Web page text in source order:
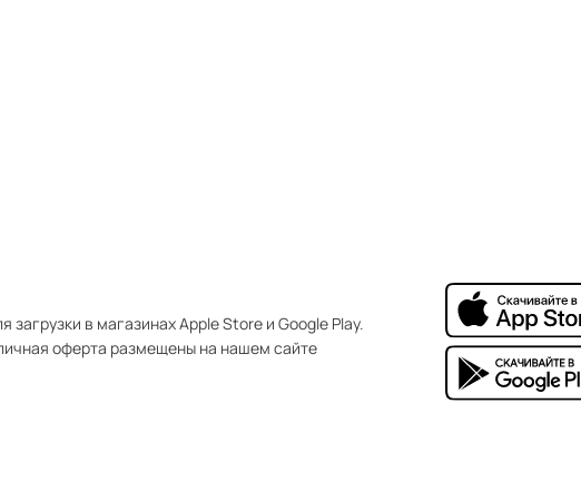
в магазинах Apple Store и Google Play.
оферта размещены на нашем сайте